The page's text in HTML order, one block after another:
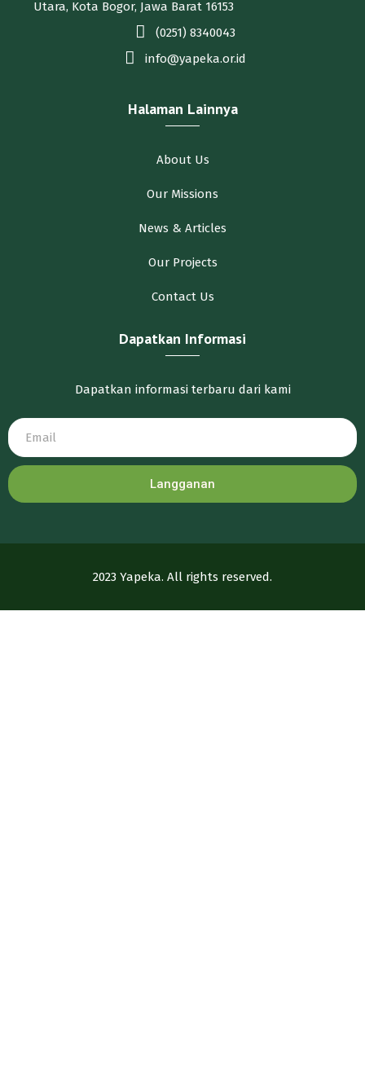
Utara, Kota Bogor, Jawa Barat 16153
(0251) 8340043
info@yapeka.or.id
Halaman Lainnya
About Us
Our Missions
News & Articles
Our Projects
Contact Us
Dapatkan Informasi
Dapatkan informasi terbaru dari kami
Langganan
2023 Yapeka. All rights reserved.